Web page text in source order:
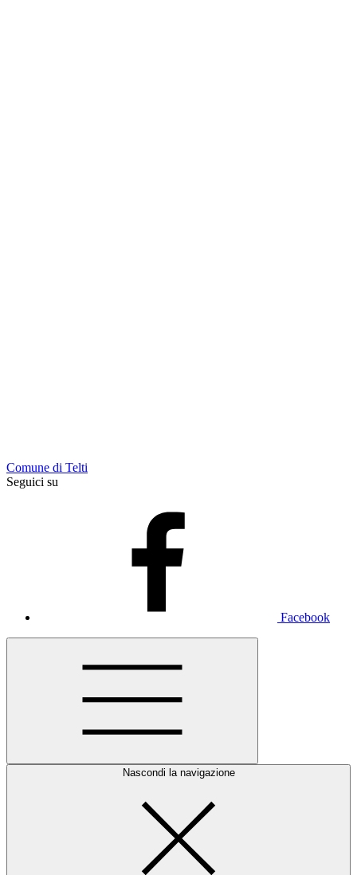
Comune di Telti
Seguici su
Facebook
Nascondi la navigazione